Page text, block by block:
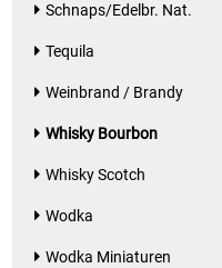
Schnaps/Edelbr. Nat.
Tequila
Weinbrand / Brandy
Whisky Bourbon
Whisky Scotch
Wodka
Wodka Miniaturen